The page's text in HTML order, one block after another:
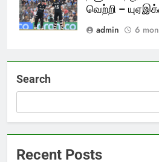
வெற்றி –
admin
6
Search
Recent Posts